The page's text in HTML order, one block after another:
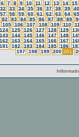
6 7 8 9 10 11 12 13 14 15
32 33 34 35 36 37 38 39 40
57 58 59 60 61 62 63 64 65
82 83 84 85 86 87 88 89
105 106 107 108 109 110
124 125 126 127 128 129
143 144 145 146 147 148
162 163 164 165 166 167
181 182 183 184 185 186
197
198 199 200 201